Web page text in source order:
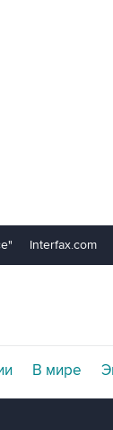
Interfax.com
В мире